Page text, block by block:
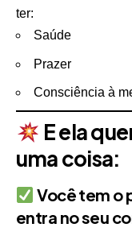
ter:
Saúde
Prazer
Consciência à
E ela
uma coisa:
Você tem o
entra no seu